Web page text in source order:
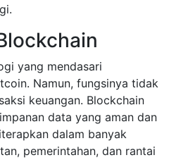
yang mendasari
Namun, fungsinya tidak
keuangan. Blockchain
data yang aman dan
dalam banyak
pemerintahan, dan rantai